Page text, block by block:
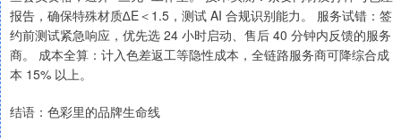
报告，确保特殊材质∆E＜1.5，测试 AI 合规识别能力。 服务试错：签
约前测试紧急响应，优先选 24 小时启动、售后 40 分钟内反馈的服务
商。 成本全算：计入色差返工等隐性成本，全链路服务商可降综合成
本 15% 以上。
结语：色彩里的品牌生命线